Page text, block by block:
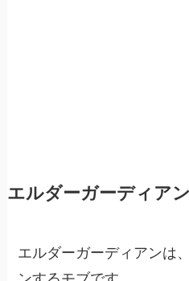
エルダーガーディア
エルダーガーディアンは